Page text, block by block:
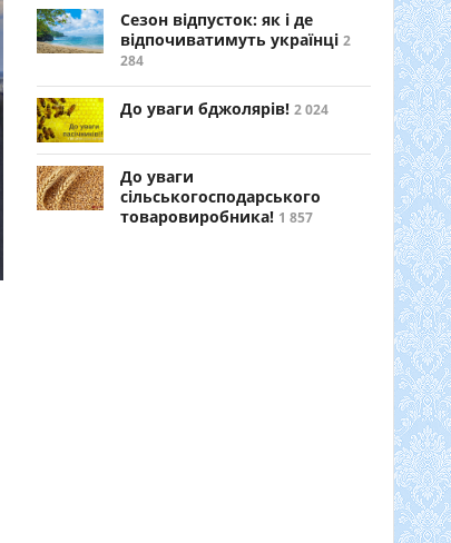
Сезон відпусток: як і де
відпочиватимуть українці 2
284
До уваги бджолярів! 2 024
До уваги
сільськогосподарського
товаровиробника! 1 857